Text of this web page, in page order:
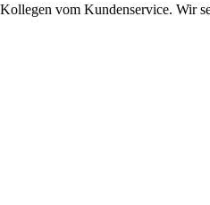
vom Kundenservice. Wir